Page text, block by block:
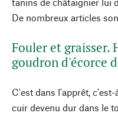
De nombreux articles
Fouler et graisser.
goudron d'écorce
C'est dans l'apprêt,
cuir devenu dur dans le